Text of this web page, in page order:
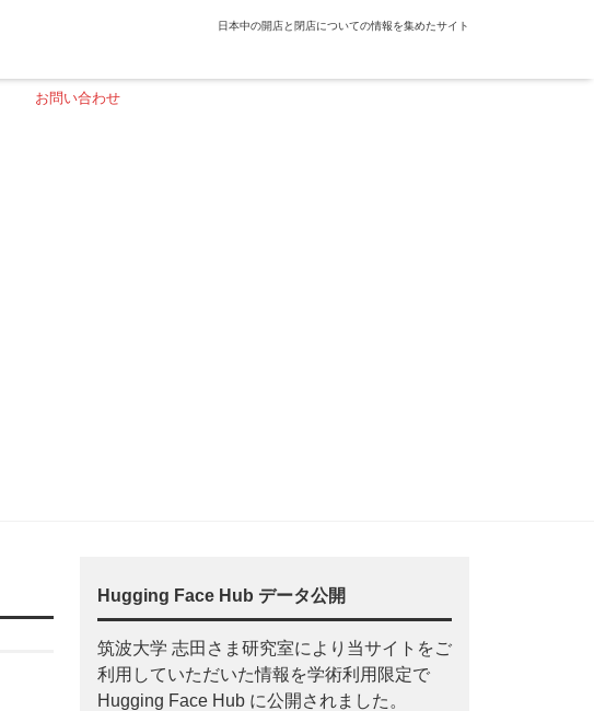
日本中の開店と閉店についての情報を集めたサイト
お問い合わせ
Hugging Face Hub データ公開
筑波大学 志田さま研究室により当サイトをご
利用していただいた情報を学術利用限定で
Hugging Face Hub に公開されました。